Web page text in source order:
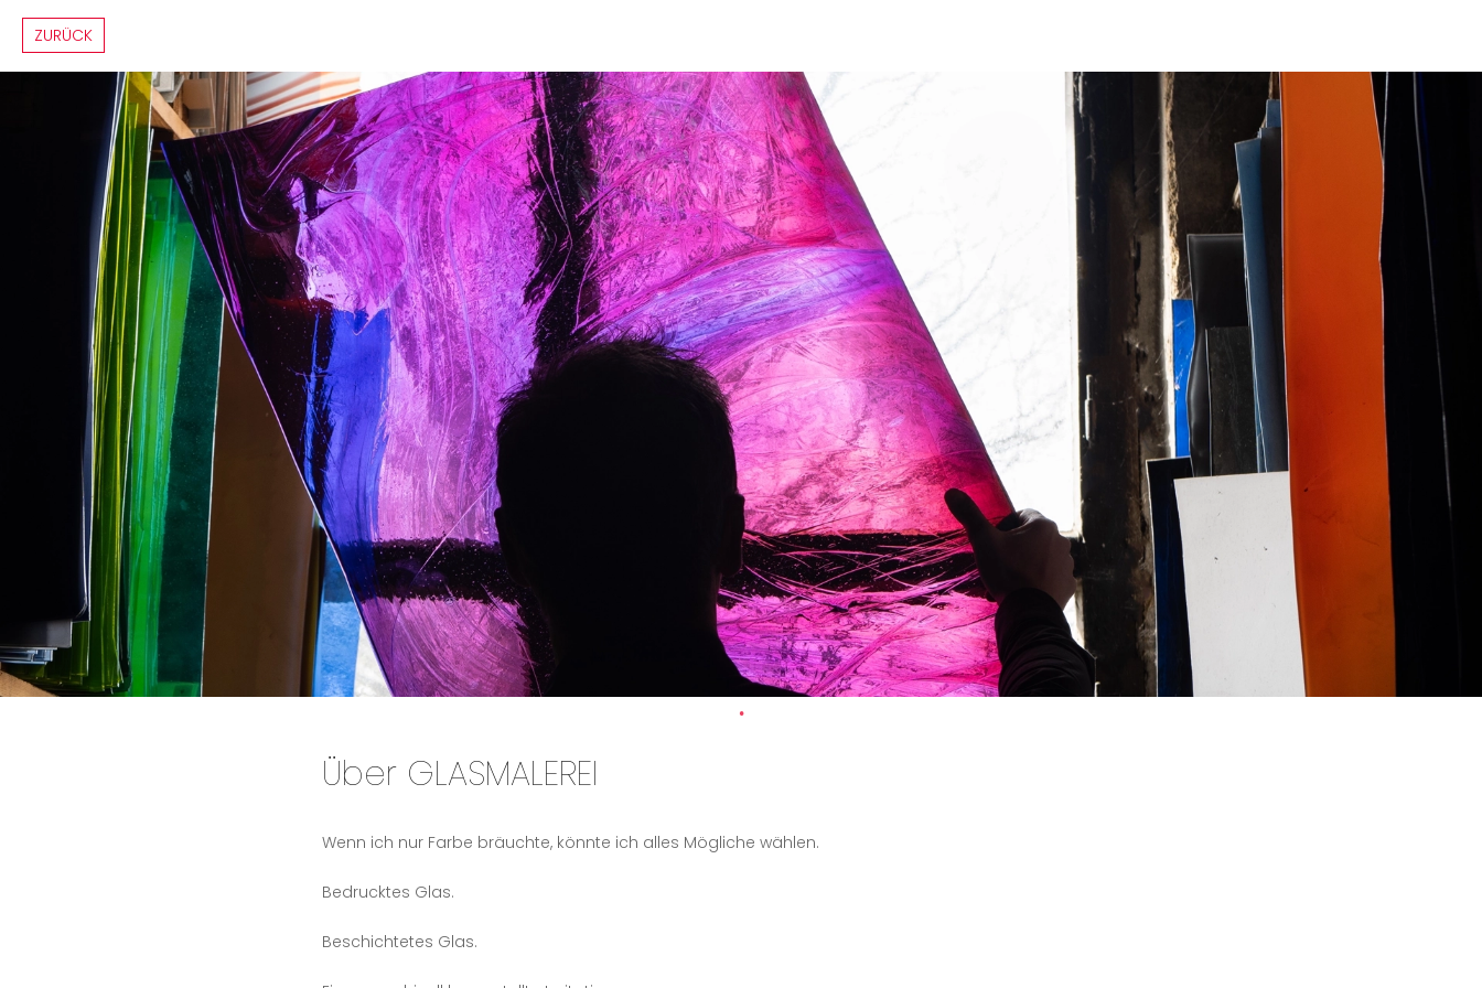
ZURÜCK
Über GLASMALEREI
Wenn ich nur Farbe bräuchte, könnte ich alles Mögliche wählen.
Bedrucktes Glas.
Beschichtetes Glas.